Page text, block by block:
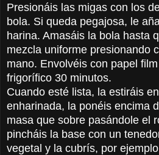
Presionáis las migas con los
bola. Si queda pegajosa, le
harina. Amasáis la bola hasta
mezcla uniforme presionando
mano. Envolvéis con papel
frigorífico 30 minutos.
Cuando esté lista, la estiráis
enharinada, la ponéis encima
masa que sobre pasándole el
pincháis la base con un
vegetal y la cubrís, por